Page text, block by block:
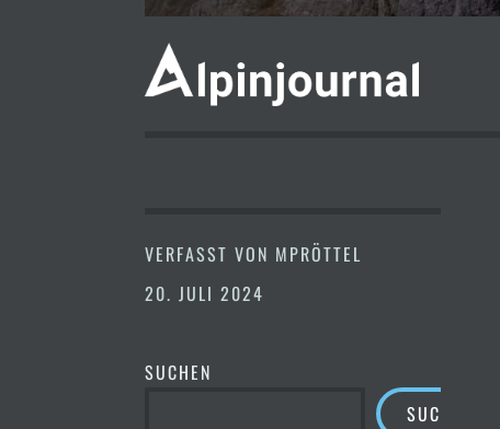
VERFASST VON MPRÖTTEL
20. JULI 2024
SUCHEN
SUCHEN